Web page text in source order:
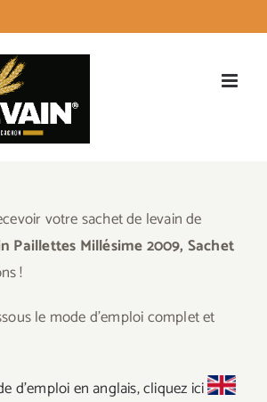
votre sachet de levain de
Paillettes Millésime 2009, Sachet
!
le mode d’emploi complet et
d’emploi en anglais, cliquez ici